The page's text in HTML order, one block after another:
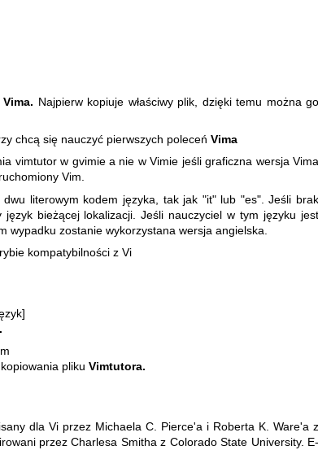
Vima. Najpierw kopiuje właściwy plik, dzięki temu można go
chcą się nauczyć pierwszych poleceń Vima
vimtutor w gvimie a nie w Vimie jeśli graficzna wersja Vima
Vim.
literowym kodem języka, tak jak "it" lub "es". Jeśli brak
bieżącej lokalizacji. Jeśli nauczyciel w tym języku jest
wypadku zostanie wykorzystana wersja angielska.
kompatybilności z Vi
plikuVimtutora.
dla Vi przez Michaela C. Pierce'a i Roberta K. Ware'a z
przez Charlesa Smitha z Colorado State University. E-